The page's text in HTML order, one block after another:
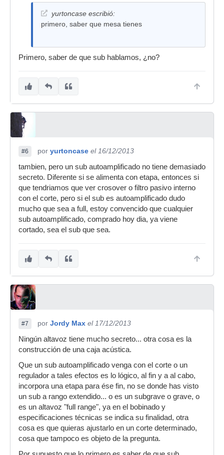
yurtoncase escribió:
primero, saber que mesa tienes
Primero, saber de que sub hablamos, ¿no?
#6 por yurtoncase el 16/12/2013
tambien, pero un sub autoamplificado no tiene demasiado
secreto. Diferente si se alimenta con etapa, entonces si
que tendriamos que ver crosover o filtro pasivo interno
con el corte, pero si el sub es autoamplificado dudo
mucho que sea a full, estoy convencido que cualquier
sub autoamplificado, comprado hoy dia, ya viene
cortado, sea el sub que sea.
#7 por Jordy Max el 17/12/2013
Ningún altavoz tiene mucho secreto... otra cosa es la
construcción de una caja acústica.
Que un sub autoamplificado venga con el corte o un
regulador a tales efectos es lo lógico, al fin y a al cabo,
incorpora una etapa para ése fin, no se donde has visto
un sub a rango extendido... o es un subgrave o grave, o
es un altavoz "full range", ya en el bobinado y
especificaciones técnicas se indica su finalidad, otra
cosa es que quieras ajustarlo en un corte determinado,
cosa que tampoco es objeto de la pregunta.